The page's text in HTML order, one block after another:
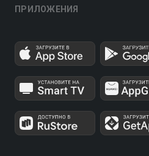
ПРИЛОЖЕНИЯ